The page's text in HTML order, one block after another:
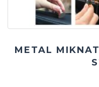
METAL